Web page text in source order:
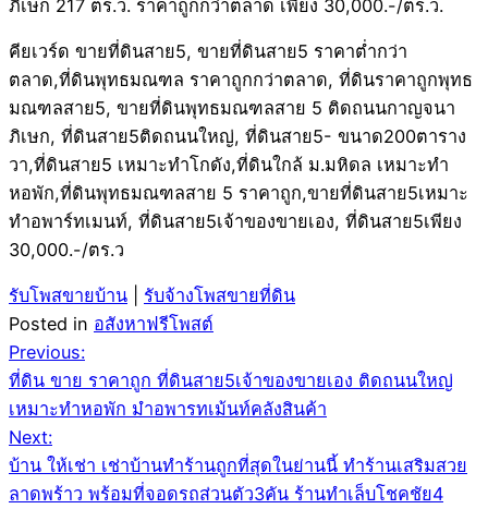
ภิเษก 217 ตร.ว. ราคาถูกกว่าตลาด เพียง 30,000.-/ตร.ว.
คียเวร์ด ขายที่ดินสาย5, ขายที่ดินสาย5 ราคาต่ำกว่า
ตลาด,ที่ดินพุทธมณฑล ราคาถูกกว่าตลาด, ที่ดินราคาถูกพุทธ
มณฑลสาย5, ขายที่ดินพุทธมณฑลสาย 5 ติดถนนกาญจนา
ภิเษก, ที่ดินสาย5ติดถนนใหญ่, ที่ดินสาย5- ขนาด200ตาราง
วา,ที่ดินสาย5 เหมาะทำโกดัง,ที่ดินใกล้ ม.มหิดล เหมาะทำ
หอพัก,ที่ดินพุทธมณฑลสาย 5 ราคาถูก,ขายที่ดินสาย5เหมาะ
ทำอพาร์ทเมนท์, ที่ดินสาย5เจ้าของขายเอง, ที่ดินสาย5เพียง
30,000.-/ตร.ว
รับโพสขายบ้าน
รับจ้างโพสขายที่ดิน
Posted in อสังหาฟรีโพสต์
Post
navigation
Previous:
ที่ดิน ขาย ราคาถูก ที่ดินสาย5เจ้าของขายเอง ติดถนนใหญ่
เหมาะทำหอพัก มำอพารทเม้นท์คลังสินค้า
Next:
บ้าน ให้เช่า เช่าบ้านทำร้านถูกที่สุดในย่านนี้ ทำร้านเสริมสวย
ลาดพร้าว พร้อมที่จอดรถส่วนตัว3คัน ร้านทำเล็บโชคชัย4